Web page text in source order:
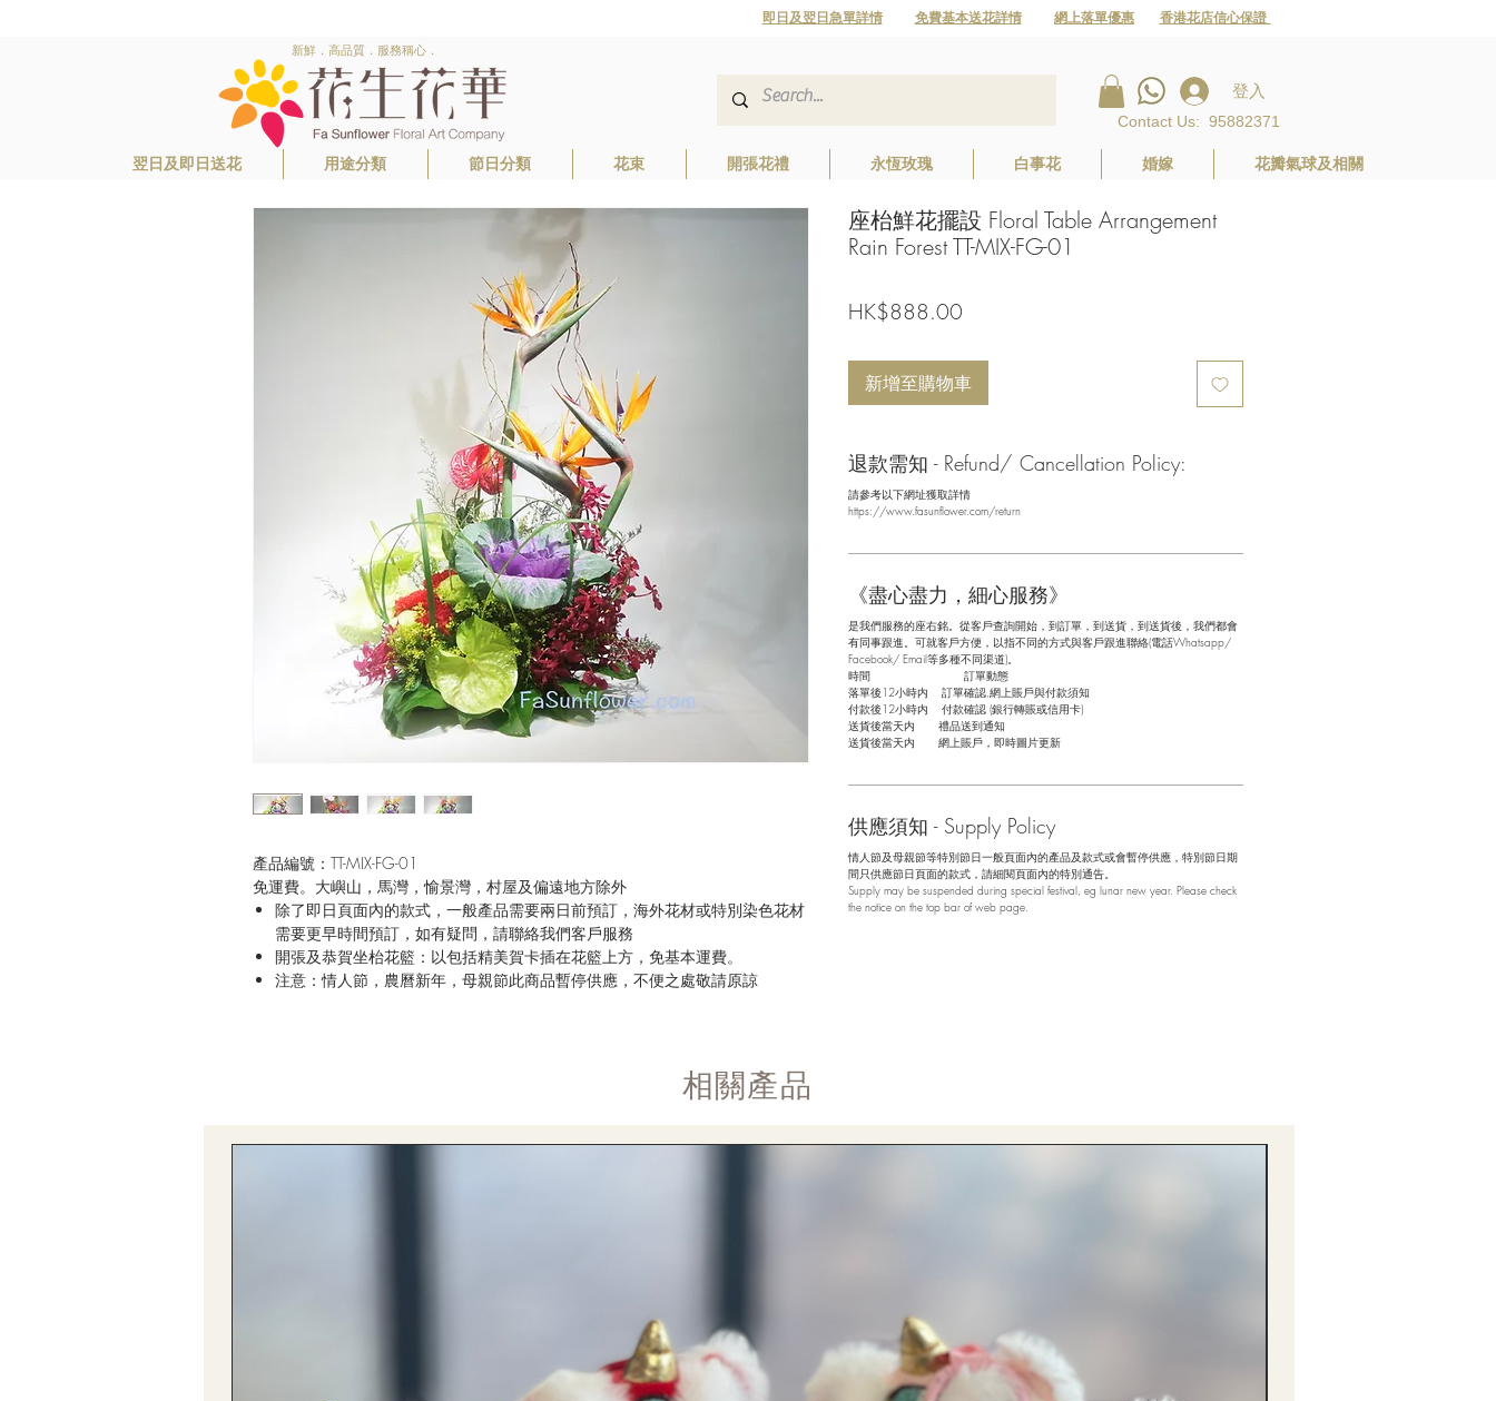
即日及翌日急單詳情 免費基本送花詳情 網上落單優惠 香港花店信心保證
新鮮．高品質．服務稱心．
登入
Contact Us: 95882371
翌日及即日送花 用途分類 節日分類 花束 開張花禮 永恆玫瑰 白事花 婚嫁 花瓣氣球及相關
產品編號：TT-MIX-FG-01
免運費。大嶼山，馬灣，愉景灣，村屋及偏遠地方除外
除了即日頁面內的款式，一般產品需要兩日前預訂，海外花材或特別染色花材
需要更早時間預訂，如有疑問，請聯絡我們客戶服務
開張及恭賀坐枱花籃：以包括精美賀卡插在花籃上方，免基本運費。
注意：情人節，農曆新年，母親節此商品暫停供應，不便之處敬請原諒
座枱鮮花擺設 Floral Table Arrangement
Rain Forest TT-MIX-FG-01
HK$888.00
新增至購物車
退款需知 - Refund/ Cancellation Policy:
請參考以下網址獲取詳情
https://www.fasunflower.com/return
《盡心盡力，細心服務》
是我們服務的座右銘。從客戶查詢開始，到訂單，到送貨，到送貨後，我們都會
有同事跟進。可就客戶方便，以指不同的方式與客戶跟進聯絡(電話Whatsapp/
Facebook/ Email等多種不同渠道)。
​時間 訂單動態
落單後12小時内 訂單確認,網上賬戶與付款須知
付款後12小時内 付款確認 (銀行轉賬或信用卡)
送貨後當天内 禮品送到通知
送貨後當天内 網上賬戶，即時圖片更新
供應須知 - Supply Policy
情人節及母親節等特別節日一般頁面內的產品及款式或會暫停供應，特別節日期
間只供應節日頁面的款式，請細閱頁面內的特別通告。
Supply may be suspended during special festival, eg lunar new year. Please check
the notice on the top bar of web page.
​相關產品